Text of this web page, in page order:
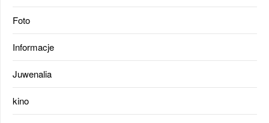
Foto
Informacje
Juwenalia
kino